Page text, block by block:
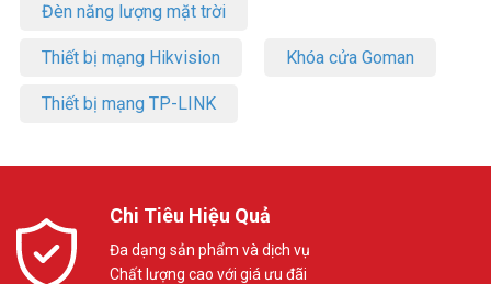
– Chứng nhận CE, FCC, RoHS, HDMI, BSMI
– Bảo hành: 24 tháng
Trọn bộ gồm:
liên hệ HOTLINE1900.9259để được hỗ trợ tốt nhất. Tham khảo
thêm hình ảnh tại
Đèn năng lượng mặt trời
Thiết bị mạng Hikvision Khóa cửa Goman
Thiết bị mạng TP-LINK
Chi Tiêu Hiệu Quả
Đa dạng sản phẩm và dịch vụ
Chất lượng cao với giá ưu đãi